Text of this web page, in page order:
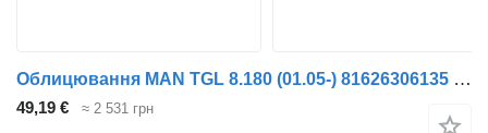
Облицювання MAN TGL 8.180 (01.05-) 81626306135 до тягача MAN TGL, TGM, TGS, TGX (2005-2021)
49,19 € ≈ 2 531 грн